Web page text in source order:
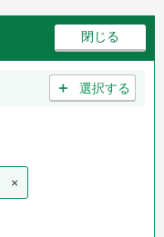
＋ 選択する
×